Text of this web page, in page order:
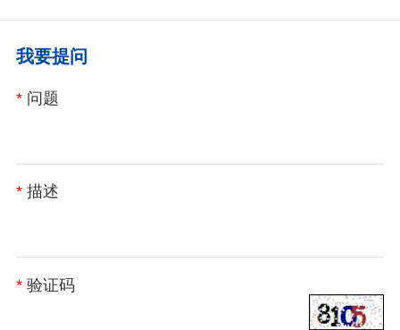
我要提问
问题
描述
验证码